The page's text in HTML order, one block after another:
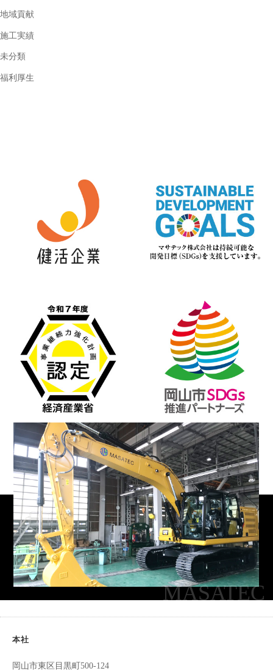
地域貢献
施工実績
未分類
福利厚生
本社
岡山市東区目黒町500-124